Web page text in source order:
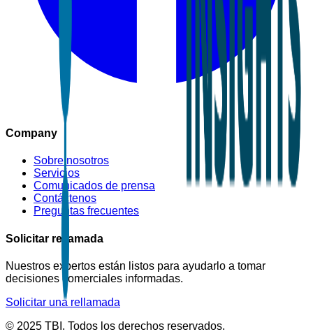
Company
Sobre nosotros
Servicios
Comunicados de prensa
Contáctenos
Preguntas frecuentes
Solicitar rellamada
Nuestros expertos están listos para ayudarlo a tomar
decisiones comerciales informadas.
Solicitar una rellamada
© 2025 TBI. Todos los derechos reservados.